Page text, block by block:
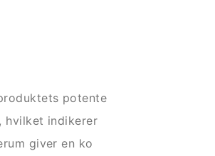
potente
hvilket indikerer
giver en ko